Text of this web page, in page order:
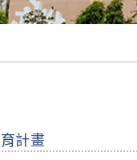
計畫